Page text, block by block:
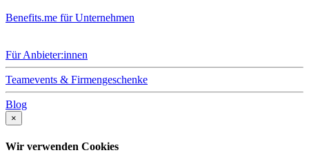
Benefits.me für Unternehmen
Für Anbieter:innen
Teamevents & Firmengeschenke
Blog
×
Wir verwenden Cookies